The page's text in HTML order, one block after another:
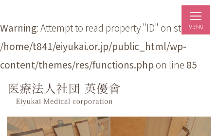
Warning: Attempt to read property "ID" on string in
/home/t841/eiyukai.or.jp/public_html/wp-
content/themes/res/functions.phpon line 85